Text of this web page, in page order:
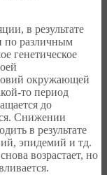
в результате
по различным
генетическое
окружающей
то период
до
Снижении
в результате
эпидемий и тд.
возрастает, но